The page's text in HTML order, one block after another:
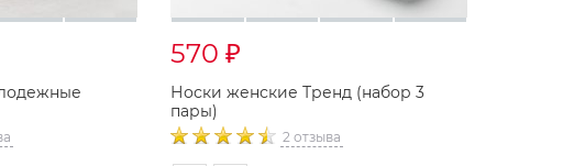
570 ₽
Носки женские Тренд (набор 3
пары)
2 отзыва